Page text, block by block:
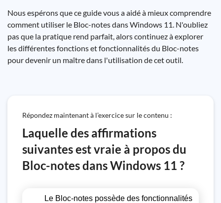
Nous espérons que ce guide vous a aidé à mieux comprendre
comment utiliser le Bloc-notes dans Windows 11. N'oubliez
pas que la pratique rend parfait, alors continuez à explorer
les différentes fonctions et fonctionnalités du Bloc-notes
pour devenir un maître dans l'utilisation de cet outil.
Répondez maintenant à l’exercice sur le contenu :
Laquelle des affirmations
suivantes est vraie à propos du
Bloc-notes dans Windows 11 ?
Le Bloc-notes possède des fonctionnalités